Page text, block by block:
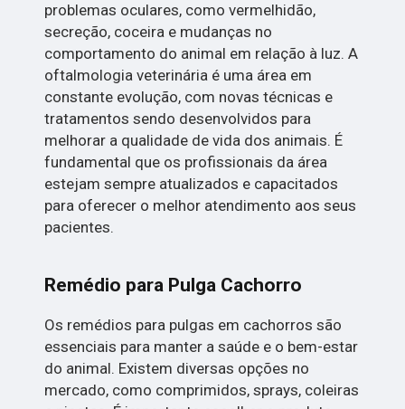
problemas oculares, como vermelhidão,
secreção, coceira e mudanças no
comportamento do animal em relação à luz. A
oftalmologia veterinária é uma área em
constante evolução, com novas técnicas e
tratamentos sendo desenvolvidos para
melhorar a qualidade de vida dos animais. É
fundamental que os profissionais da área
estejam sempre atualizados e capacitados
para oferecer o melhor atendimento aos seus
pacientes.
Remédio para Pulga Cachorro
Os remédios para pulgas em cachorros são
essenciais para manter a saúde e o bem-estar
do animal. Existem diversas opções no
mercado, como comprimidos, sprays, coleiras